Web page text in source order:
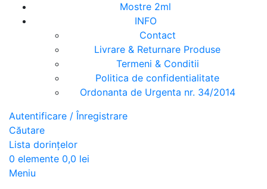
Mostre 2ml
INFO
Contact
Livrare & Returnare Produse
Termeni & Conditii
Politica de confidentialitate
Ordonanta de Urgenta nr. 34/2014
Autentificare / Înregistrare
Căutare
Lista dorințelor
0 elemente 0,0 lei
Meniu